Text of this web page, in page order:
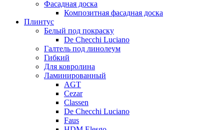
Фасадная доска
Композитная фасадная доска
Плинтус
Белый под покраску
De Checchi Luciano
Галтель под линолеум
Гибкий
Для ковролина
Ламинированный
AGT
Cezar
Classen
De Checchi Luciano
Faus